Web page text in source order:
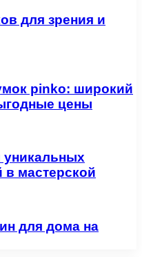
для зрения и
pinko: широкий
цены
уникальных
мастерской
для дома на